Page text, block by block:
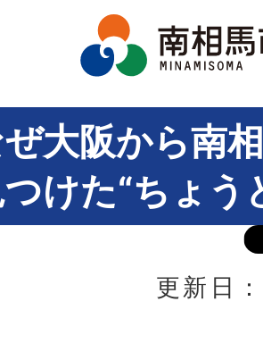
大阪から南
けた“ちょう
更新日